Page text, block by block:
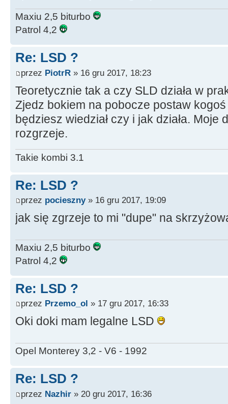
Maxiu 2,5 biturbo
Patrol 4,2
Re: LSD ?
przez PiotrR » 16 gru 2017, 18:23
Teoretycznie tak a czy SLD działa w
Zjedz bokiem na pobocze postaw
będziesz wiedział czy i jak działa. Moje
rozgrzeje.
Takie kombi 3.1
Re: LSD ?
przez pocieszny» 16 gru 2017, 19:09
jak się zgrzeje to mi "dupe" na
Maxiu 2,5 biturbo
Patrol 4,2
Re: LSD ?
przez Przemo_ol » 17 gru 2017, 16:33
Oki doki mam legalne LSD
Opel Monterey 3,2 - V6 - 1992
Re: LSD ?
przez Nazhir » 20 gru 2017, 16:36